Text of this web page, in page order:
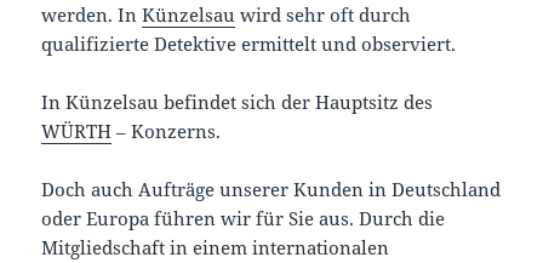
werden. InKünzelsau wird sehr oft durch
qualifizierte Detektive ermittelt und observiert.
In Künzelsau befindet sich der Hauptsitz des
WÜRTH – Konzerns.
Doch auch Aufträge unserer Kunden in Deutschland
oder Europa führen wir für Sie aus. Durch die
Mitgliedschaft in einem internationalen